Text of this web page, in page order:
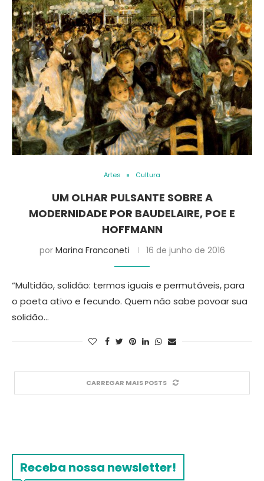
Artes Cultura
UM OLHAR PULSANTE SOBRE A
MODERNIDADE POR BAUDELAIRE, POE E
HOFFMANN
por Marina Franconeti 16 de junho de 2016
“Multidão, solidão: termos iguais e permutáveis, para
o poeta ativo e fecundo. Quem não sabe povoar sua
solidão…
CARREGAR MAIS POSTS
Receba nossa newsletter!